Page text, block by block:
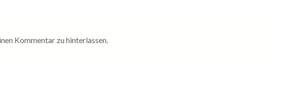
Kommentar zu hinterlassen.